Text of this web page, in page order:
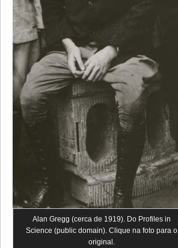
Alan Gregg (cerca de 1919). Do Profiles in
Science (public domain). Clique na foto para o
original.